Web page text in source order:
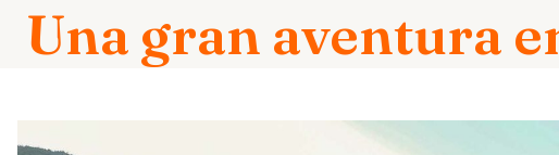
Una gran aventura